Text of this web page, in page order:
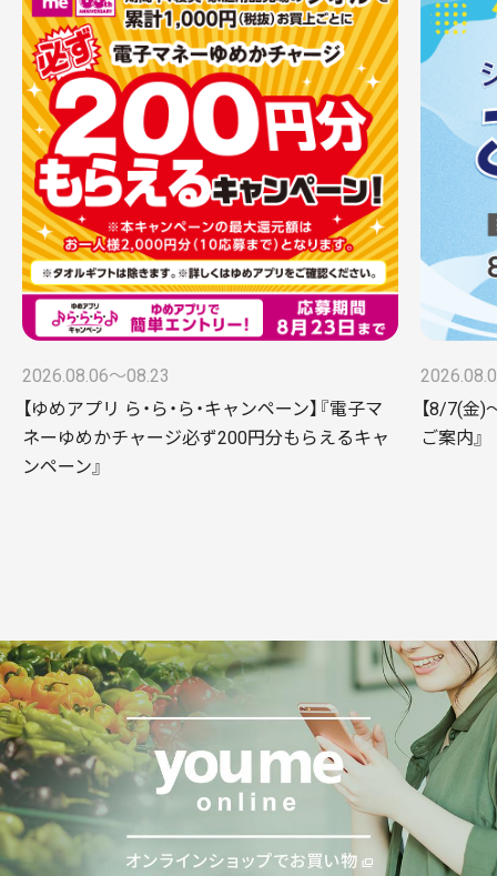
2026.08.06〜08.23
【ゆめアプリ ら・ら・ら・キャンペーン】『電子マ
ネーゆめかチャージ必ず200円分もらえるキャ
ンペーン』
【8/7(金)
ご案内』